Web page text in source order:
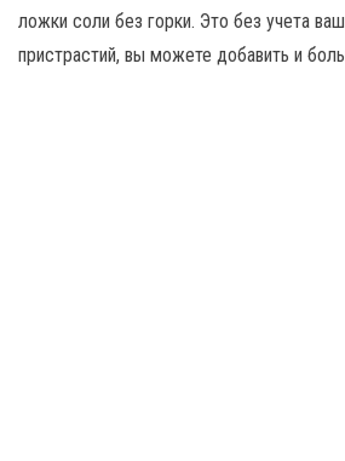
ложки соли без горки. Это без учета
пристрастий, вы можете добавить и